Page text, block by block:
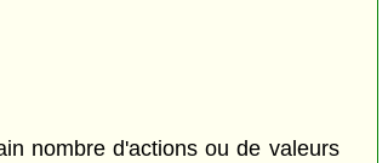
nombre d'actions ou de valeurs